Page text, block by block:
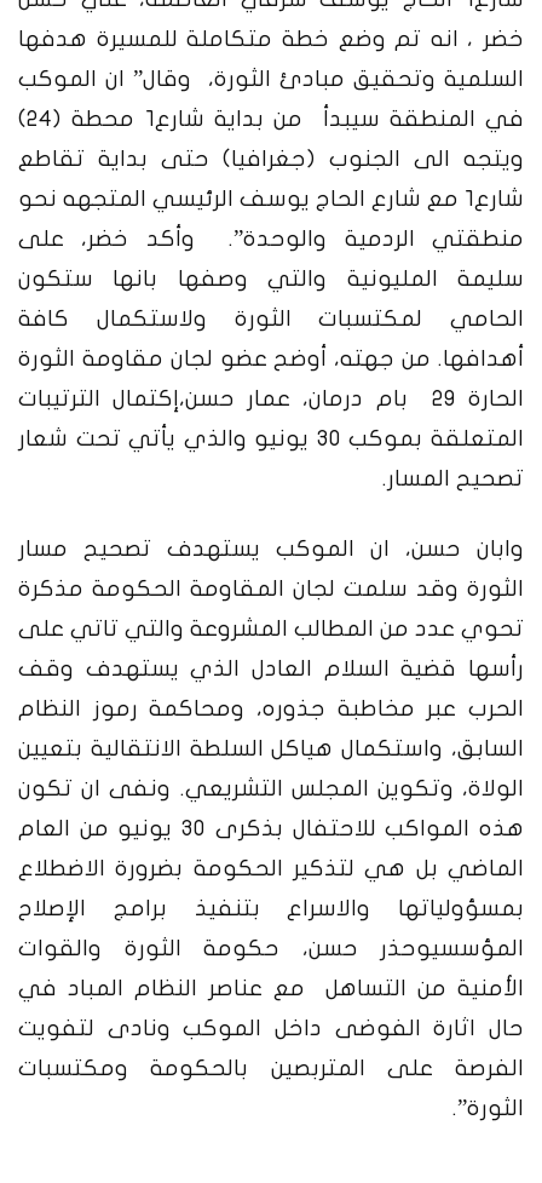
خضر ، انه تم وضع خطة متكاملة للمسيرة هدفها
السلمية وتحقيق مبادئ الثورة، وقال” ان الموكب
في المنطقة سيبدأ من بداية شارع١ محطة (٢٤)
ويتجه الى الجنوب (جغرافيا) حتى بداية تقاطع
شارع١ مع شارع الحاج يوسف الرئيسي المتجهه نحو
منطقتي الردمية والوحدة”.
وأكد خضر، على
سليمة المليونية والتي وصفها بانها ستكون
الحامي لمكتسبات الثورة ولاستكمال كافة
أهدافها. من جهته، أوضح عضو لجان مقاومة الثورة
الحارة ٢٩ بام درمان، عمار حسن،إكتمال الترتيبات
المتعلقة بموكب ٣٠ يونيو والذي يأتي تحت شعار
تصحيح المسار.
وابان حسن، ان الموكب يستهدف تصحيح مسار
الثورة وقد سلمت لجان المقاومة الحكومة مذكرة
تحوي عدد من المطالب المشروعة والتي تاتي على
رأسها قضية السلام العادل الذي يستهدف وقف
الحرب عبر مخاطبة جذوره، ومحاكمة رموز النظام
السابق، واستكمال هياكل السلطة الانتقالية بتعيين
الولاة، وتكوين المجلس التشريعي. ونفى ان تكون
هذه المواكب للاحتفال بذكرى ٣٠ يونيو من العام
الماضي بل هي لتذكير الحكومة بضرورة الاضطلاع
بمسؤولياتها والاسراع بتنفيذ برامج الإصلاح
المؤسسيوحذر حسن، حكومة الثورة والقوات
الأمنية من التساهل مع عناصر النظام المباد في
حال اثارة الفوضى داخل الموكب ونادى لتفويت
الفرصة على المتربصين بالحكومة ومكتسبات
الثورة”.